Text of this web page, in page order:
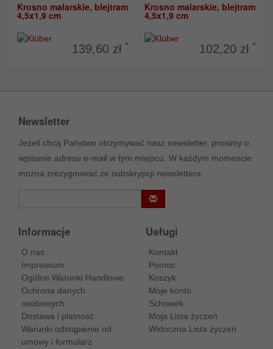
Krosno malarskie, blejtram
4,5x1,9 cm
139,60 zł *
Krosno malarskie, blejtram
4,5x1,9 cm
102,20 zł *
Newsletter
Jeżeli chcą Państwo otrzymywać nasz newsletter, prosimy o
wpisanie adresu e-mail w tym miejscu. W każdym momencie
można zrezygnować ze subskrypcji newslettera.
Informacje
O nas
Impressum
Ogólne Warunki Handlowe
Ochrona danych
osobowych
Dostawa i platność
Warunki odstąpienie od
umowy i formularz
Usługi
Kontakt
Pomoc
Koszyk
Moje konto
Schowek
Moja Lista życzeń
Widoczna Lista życzeń